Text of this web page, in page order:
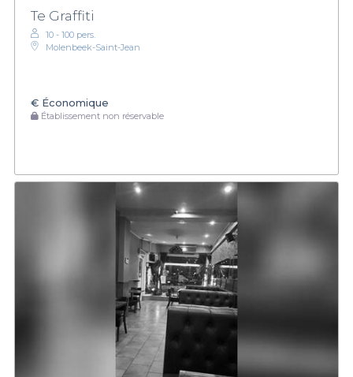
Te Graffiti
10 - 100 pers.
Molenbeek-Saint-Jean
€ Économique
Établissement non réservable